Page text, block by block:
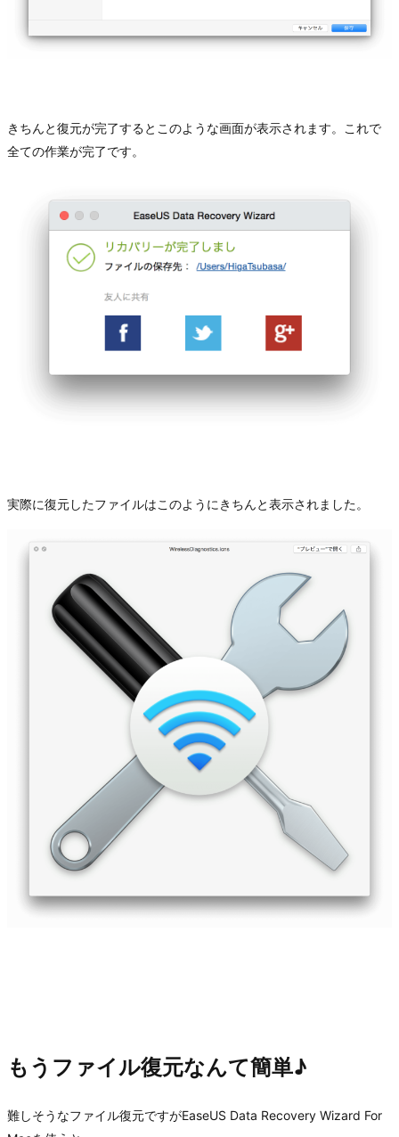
きちんと復元が完了するとこのような画面が表示されます。これで
全ての作業が完了です。
実際に復元したファイルはこのようにきちんと表示されました。
もうファイル復元なんて簡単♪
難しそうなファイル復元ですがEaseUS Data Recovery Wizard For